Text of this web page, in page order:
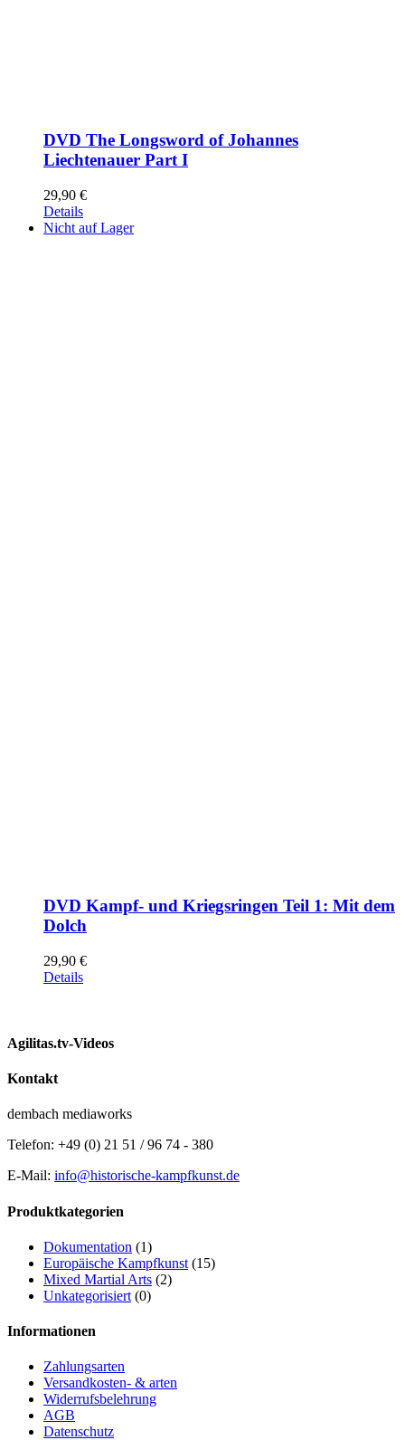
DVD The Longsword of Johannes
Liechtenauer Part I
29,90 €
Details
Nicht auf Lager
DVD Kampf- und Kriegsringen Teil 1: Mit dem
Dolch
29,90 €
Details
Agilitas.tv-Videos
Kontakt
dembach mediaworks
Telefon: +49 (0) 21 51 / 96 74 - 380
E-Mail: info@historische-kampfkunst.de
Produktkategorien
Dokumentation (1)
Europäische Kampfkunst (15)
Mixed Martial Arts (2)
Unkategorisiert (0)
Informationen
Zahlungsarten
Versandkosten- & arten
Widerrufsbelehrung
AGB
Datenschutz